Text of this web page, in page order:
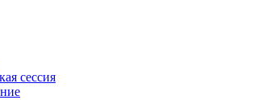
сессия